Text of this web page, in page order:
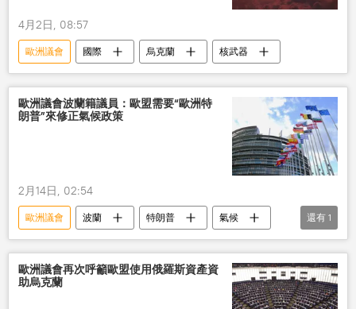
4月2日, 08:57
歐洲議會 國際 烏克蘭 核武器
歐洲議會波蘭籍議員：歐盟需要“歐洲特
朗普”來修正氣候政策
2月14日, 02:54
歐洲議會 波蘭 特朗普
氣候
政策
還有 1
歐洲議會再次呼籲歐盟使用俄羅斯資產資
助烏克蘭